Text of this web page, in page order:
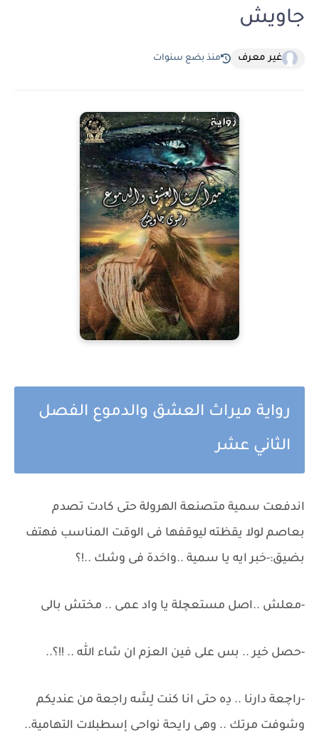
جاويش
غير معرف منذ بضع سنوات
رواية ميراث العشق والدموع الفصل
الثاني عشر
اندفعت سمية متصنعة الهرولة حتى كادت تصدم
بعاصم لولا يقظته ليوقفها فى الوقت المناسب فهتف
بضيق:-خبر ايه يا سمية ..واخدة فى وشك ..!؟
-معلش ..اصل مستعچلة يا واد عمى .. مختش بالى
-حصل خير .. بس على فين العزم ان شاء الله .. !!؟..
-راچعة دارنا .. دِه حتى انا كنت لِسَّه راجعة من عنديكم
وشوفت مرتك .. وهى رايحة نواحى إسطبلات التهامية..